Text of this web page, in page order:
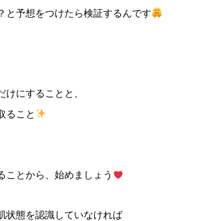
と予想をつけたら検証するんです
けにすることと、
ること
ことから、始めましょう
状態を認識していなければ